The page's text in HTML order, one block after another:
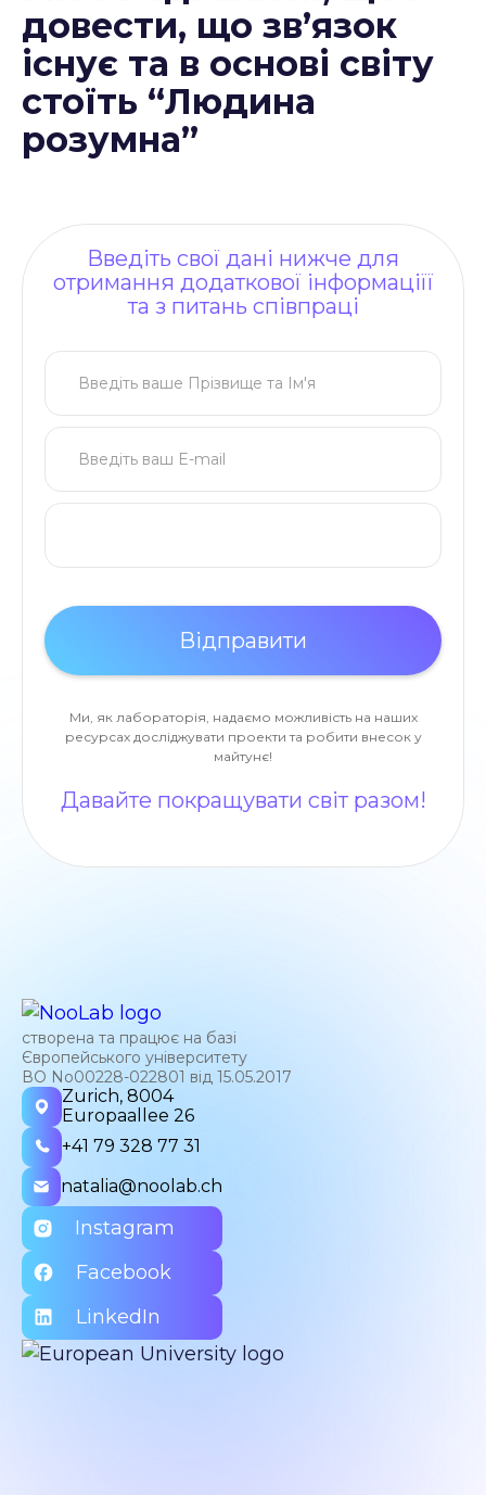
довести, що зв’язок
існує та в основі світу
стоїть “Людина
розумна”
Введіть свої дані нижче для
отримання додаткової інформаціїї
та з питань співпраці
Ми, як лабораторія, надаємо можливість на наших
ресурсах досліджувати проекти та робити внесок у
майтунє!
Давайте покращувати світ разом!
створена та працює на базі
Європейського університету
ВО No00228-022801 від 15.05.2017
Zurich, 8004
Europaallee 26
+41 79 328 77 31
natalia@noolab.ch
Instagram
Facebook
LinkedIn